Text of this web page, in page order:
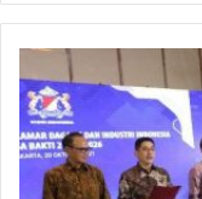
Namun, LaNyalla
untuk menjaga
produk yang bagus
dengan